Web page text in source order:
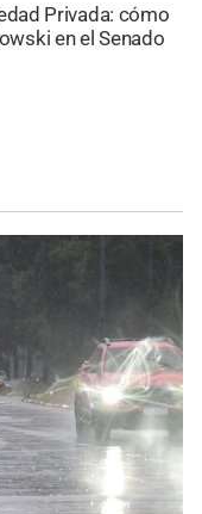
Privada: cómo
en el Senado